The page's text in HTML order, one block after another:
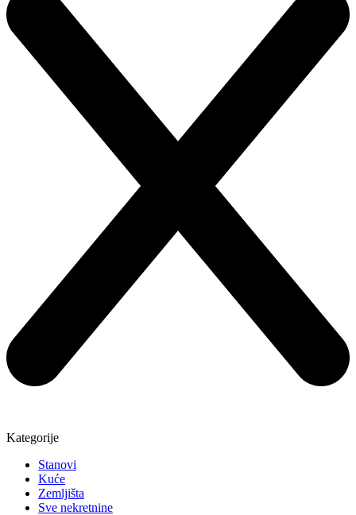
Kategorije
Stanovi
Kuće
Zemljišta
Sve nekretnine